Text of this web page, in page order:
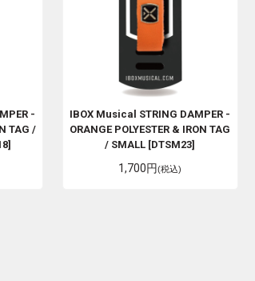
-
TAG /
IBOX Musical STRING DAMPER -
ORANGE POLYESTER & IRON TAG
/ SMALL [DTSM23]
1,700円(税込)